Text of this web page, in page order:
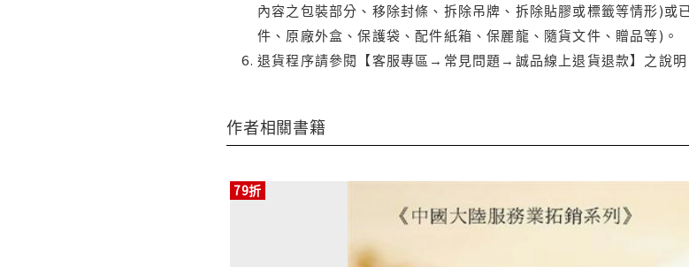
內容之包裝部分、移除封條、拆除吊牌、拆除貼膠或標籤等情形)
件、原廠外盒、保護袋、配件紙箱、保麗龍、隨貨文件、贈品等)。
退貨程序請參閱【客服專區→常見問題→誠品線上退貨退款】之說明
作者相關書籍
79折